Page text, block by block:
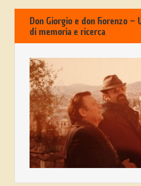
Don Giorgio e don Fiorenzo –
di memoria e ricerca